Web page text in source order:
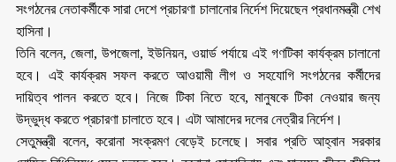
সংগঠনের নেতাকর্মীকে সারা দেশে প্রচারণা চালানোর নির্দেশ দিয়েছেন প্রধানমন্ত্রী শেখ
হাসিনা।
তিনি বলেন, জেলা, উপজেলা, ইউনিয়ন, ওয়ার্ড পর্যায়ে এই গণটিকা কার্যক্রম চালানো
হবে। এই কার্যক্রম সফল করতে আওয়ামী লীগ ও সহযোগি সংগঠনের কর্মীদের
দায়িত্ব পালন করতে হবে। নিজে টিকা নিতে হবে, মানুষকে টিকা নেওয়ার জন্য
উদ্ভুদ্ধ করতে প্রচারণা চালাতে হবে। এটা আমাদের দলের নেত্রীর নির্দেশ।
সেতুমন্ত্রী বলেন, করোনা সংক্রমণ বেড়েই চলেছে। সবার প্রতি আহ্বান সরকার